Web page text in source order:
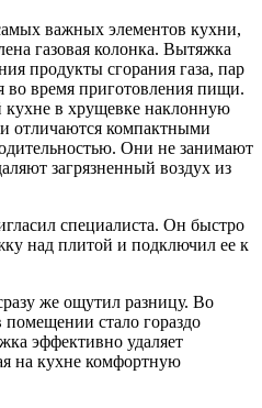
важных элементов кухни,
газовая колонка. Вытяжка
продукты сгорания газа, пар
во время приготовления пищи.
кухне в хрущевке наклонную
отличаются компактными
Они не занимают
загрязненный воздух из
специалиста. Он быстро
над плитой и подключил ее к
же ощутил разницу. Во
стало гораздо
эффективно удаляет
на кухне комфортную